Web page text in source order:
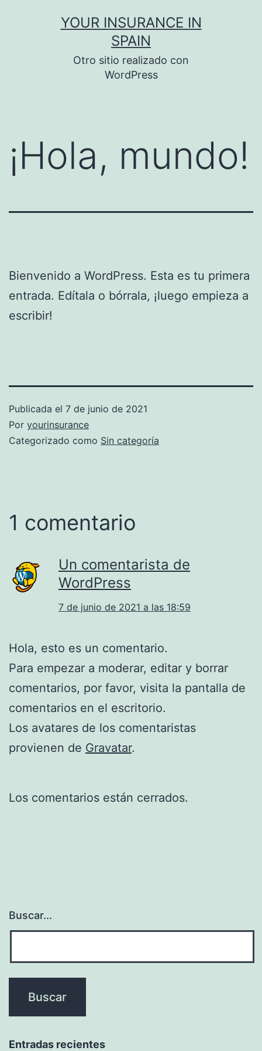
YOUR INSURANCE IN
SPAIN
Otro sitio realizado con
WordPress
¡Hola, mundo!
Bienvenido a WordPress. Esta es tu primera
entrada. Edítala o bórrala, ¡luego empieza a
escribir!
Publicada el 7 de junio de 2021
Por yourinsurance
Categorizado como Sin categoría
1 comentario
Un comentarista de
WordPress
7 de junio de 2021 a las 18:59
Hola, esto es un comentario.
Para empezar a moderar, editar y borrar
comentarios, por favor, visita la pantalla de
comentarios en el escritorio.
Los avatares de los comentaristas
provienen de Gravatar.
Los comentarios están cerrados.
Buscar...
Entradas recientes